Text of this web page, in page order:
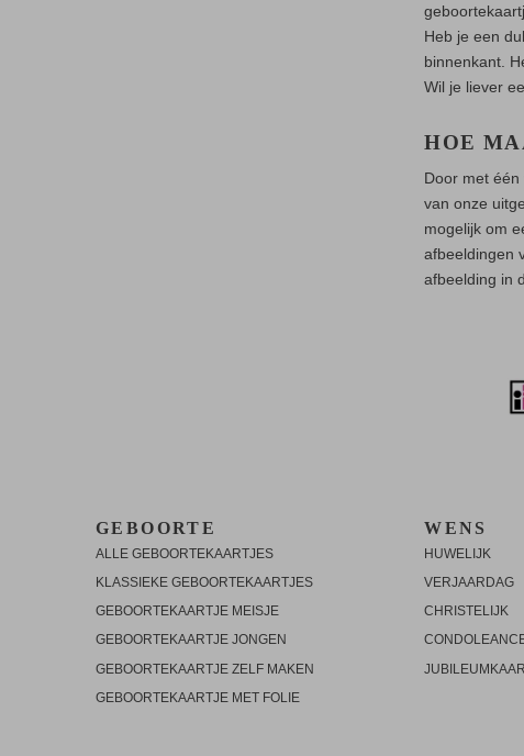
Heb je een
binnenkant.
Wil je liever
HOE
Door met
van onze
mogelijk om
afbeeldingen
afbeelding in
GEBOORTE
ALLE GEBOORTEKAARTJES
KLASSIEKE GEBOORTEKAARTJES
GEBOORTEKAARTJE MEISJE
GEBOORTEKAARTJE JONGEN
GEBOORTEKAARTJE ZELF MAKEN
GEBOORTEKAARTJE MET FOLIE
WENS
HUWELIJK
VERJAARDAG
CHRISTELIJK